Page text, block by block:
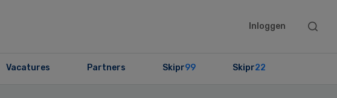
Inloggen
Search
Vacatures Partners Skipr99 Skipr22